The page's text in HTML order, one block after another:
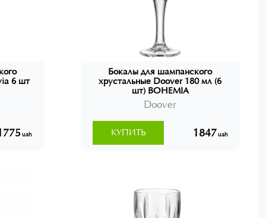
6 шт
uah
Бокалы для шампанского
хрустальные Doover 180 мл (6
шт) BOHEMIA
Doover
1847uah
КУПИТЬ